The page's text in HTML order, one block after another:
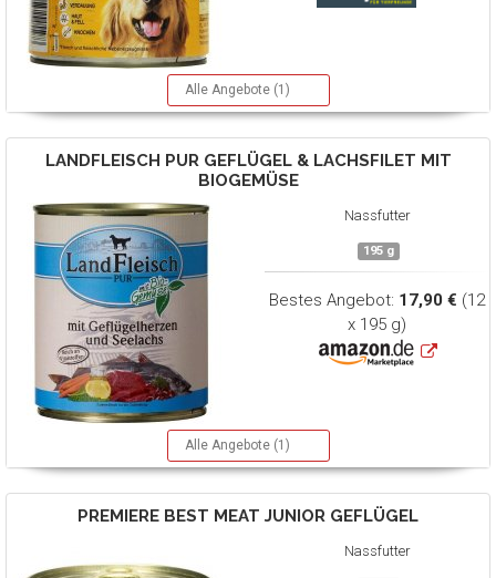
Alle Angebote (1)
LANDFLEISCH PUR GEFLÜGEL & LACHSFILET MIT
BIOGEMÜSE
Nassfutter
195 g
Bestes Angebot: 17,90 € (12
x 195 g)
Alle Angebote (1)
PREMIERE BEST MEAT JUNIOR GEFLÜGEL
Nassfutter